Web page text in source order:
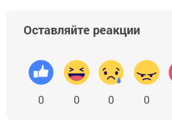
Оставляйте реакции
0 0 0 0